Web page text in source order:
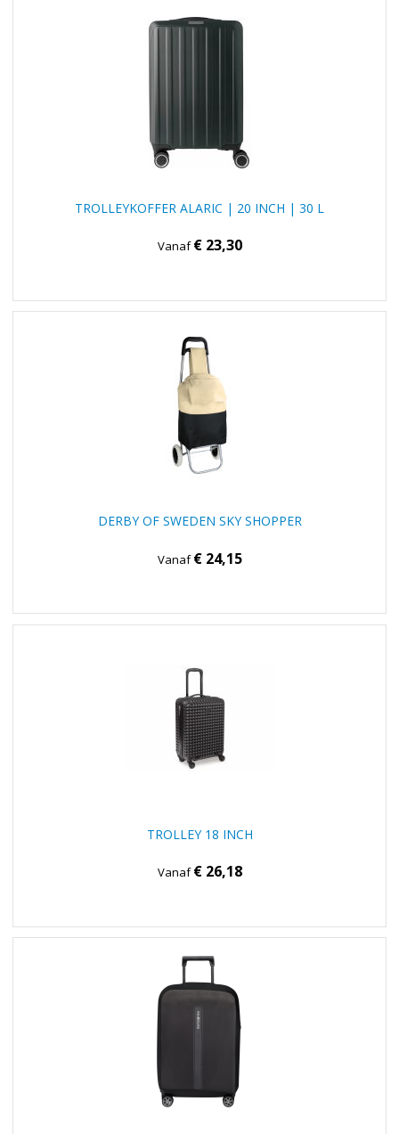
TROLLEYKOFFER ALARIC | 20 INCH | 30 L
Vanaf€ 23,30
DERBY OF SWEDEN SKY SHOPPER
Vanaf€ 24,15
TROLLEY 18 INCH
Vanaf€ 26,18